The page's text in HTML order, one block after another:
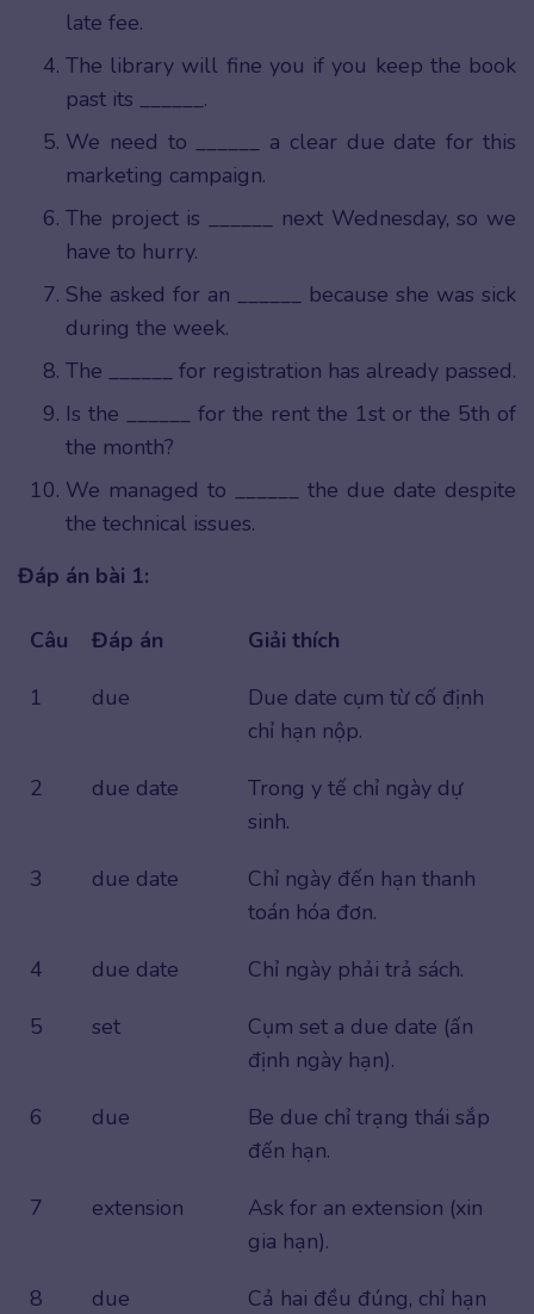
late fee.
The library will fine you if you keep the book
past its ______.
We need to ______ a clear due date for this
marketing campaign.
The project is ______ next Wednesday, so we
have to hurry.
She asked for an ______ because she was sick
during the week.
The ______ for registration has already passed.
Is the ______ for the rent the 1st or the 5th of
the month?
We managed to ______ the due date despite
the technical issues.
Đáp án bài 1:
Câu Đáp án
Giải thích
1
due
Due date cụm từ cố định
chỉ hạn nộp.
2
due date
Trong y tế chỉ ngày dự
sinh.
3
due date
Chỉ ngày đến hạn thanh
toán hóa đơn.
4
due date
Chỉ ngày phải trả sách.
5
set
Cụm set a due date (ấn
định ngày hạn).
6
due
Be due chỉ trạng thái sắp
đến hạn.
7
extension
Ask for an extension (xin
gia hạn).
8
due
Cả hai đều đúng, chỉ hạn